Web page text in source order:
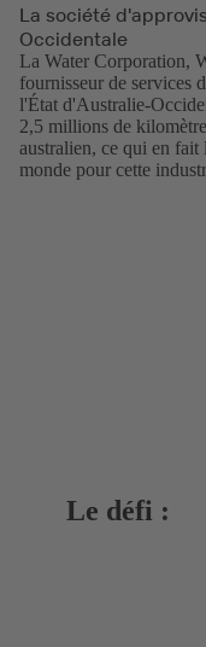
La société
Occidentale
La Water Corporation,
fournisseur de services
l'État d'Australie-
2,5 millions de
australien, ce qui en fait
monde pour cette
Le défi :